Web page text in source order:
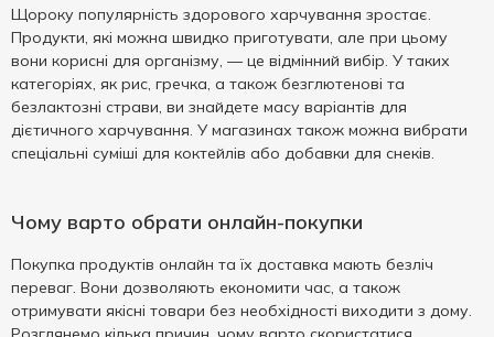
Щороку популярність здорового харчування зростає.
Продукти, які можна швидко приготувати, але при цьому
вони корисні для організму, — це відмінний вибір. У таких
категоріях, як рис, гречка, а також безглютенові та
безлактозні страви, ви знайдете масу варіантів для
дієтичного харчування. У магазинах також можна вибрати
спеціальні суміші для коктейлів або добавки для снеків.
Чому варто обрати онлайн-покупки
Покупка продуктів онлайн та їх доставка мають безліч
переваг. Вони дозволяють економити час, а також
отримувати якісні товари без необхідності виходити з дому.